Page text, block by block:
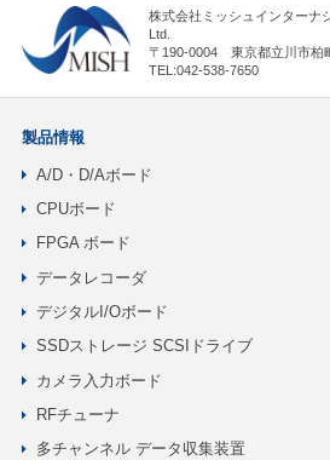
株式会社ミッシュインターナ
Ltd.
〒190-0004 東京都立川市柏
TEL:042-538-7650
製品情報
A/D・D/Aボード
CPUボード
FPGA ボード
データレコーダ
デジタルI/Oボード
SSDストレージ SCSIドライブ
カメラ入力ボード
RFチューナ
多チャンネル データ収集装置